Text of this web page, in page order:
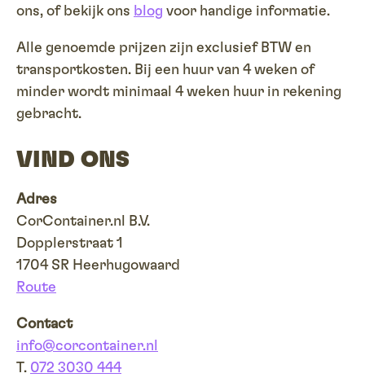
ons, of bekijk ons blog voor handige informatie.
Alle genoemde prijzen zijn exclusief BTW en
transportkosten. Bij een huur van 4 weken of
minder wordt minimaal 4 weken huur in rekening
gebracht.
VIND ONS
Adres
CorContainer.nl B.V.
Dopplerstraat 1
1704 SR Heerhugowaard
Route
Contact
info@corcontainer.nl
T. 072 3030 444